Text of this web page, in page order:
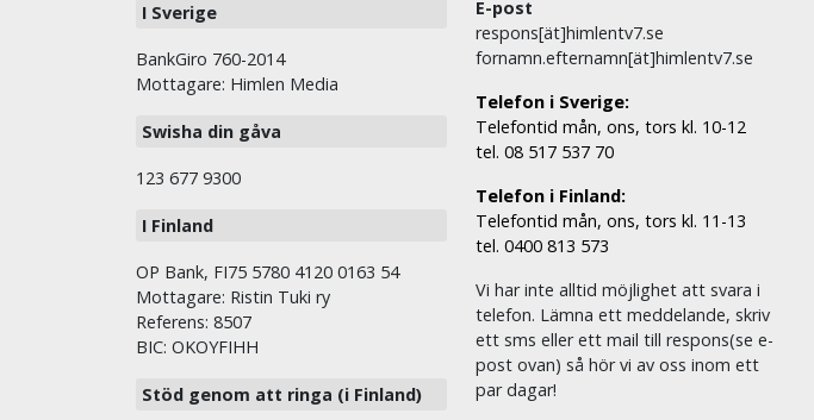
I Sverige
BankGiro 760-2014
Mottagare: Himlen Media
Swisha din gåva
123 677 9300
I Finland
OP Bank, FI75 5780 4120 0163 54
Mottagare: Ristin Tuki ry
Referens: 8507
BIC: OKOYFIHH
Stöd genom att ringa (i Finland)
E-post
respons[ät]himlentv7.se
fornamn.efternamn[ät]himlentv7.se
Telefon i Sverige:
Telefontid mån, ons, tors kl. 10-12
tel. 08 517 537 70
Telefon i Finland:
Telefontid mån, ons, tors kl. 11-13
tel. 0400 813 573
Vi har inte alltid möjlighet att svara i
telefon. Lämna ett meddelande, skriv
ett sms eller ett mail till respons(se e-
post ovan) så hör vi av oss inom ett
par dagar!